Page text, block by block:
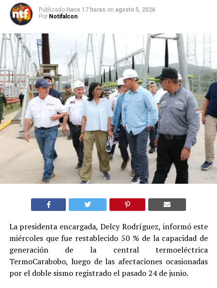
Publicado Hace 17 horas on agosto 5, 2026
Por Notifalcon
La presidenta encargada, Delcy Rodríguez, informó este
miércoles que fue restablecido 50 % de la capacidad de
generación de la central termoeléctrica
TermoCarabobo, luego de las afectaciones ocasionadas
por el doble sismo registrado el pasado 24 de junio.